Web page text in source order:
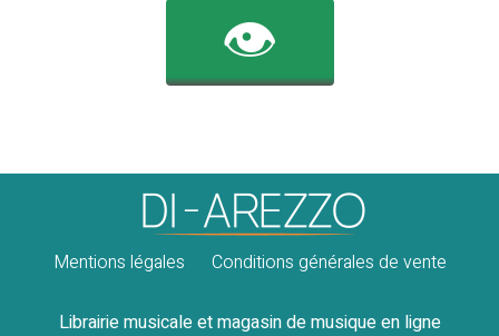
👁️
Mentions légales Conditions générales de vente
Librairie musicale et magasin de musique en ligne